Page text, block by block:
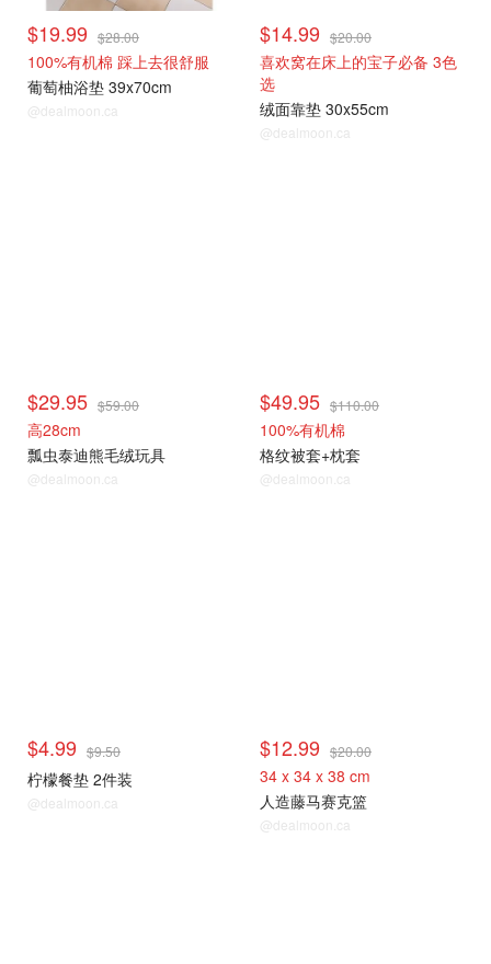
$19.99 $28.00
100%有机棉 踩上去很舒服
葡萄柚浴垫 39x70cm
@dealmoon.ca
$14.99 $20.00
喜欢窝在床上的宝子必备 3色
选
绒面靠垫 30x55cm
@dealmoon.ca
$29.95 $59.00
高28cm
瓢虫泰迪熊毛绒玩具
@dealmoon.ca
$49.95 $110.00
100%有机棉
格纹被套+枕套
@dealmoon.ca
$4.99 $9.50
柠檬餐垫 2件装
@dealmoon.ca
$12.99 $20.00
34 x 34 x 38 cm
人造藤马赛克篮
@dealmoon.ca